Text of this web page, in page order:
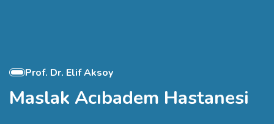
Prof. Dr. Elif Aksoy
Maslak Acıbadem Hastanesi